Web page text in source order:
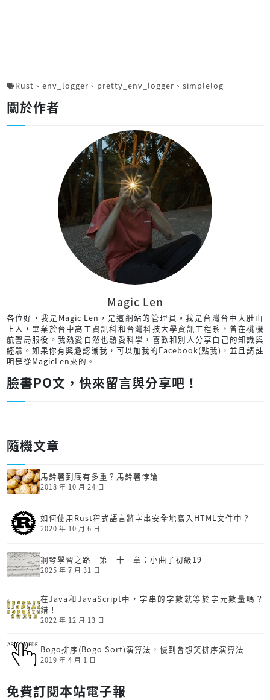
Rust 、 env_logger 、 pretty_env_logger 、 simplelog
關於作者
Magic Len
各位好，我是Magic Len，是這網站的管理員。我是台灣台中大肚山
上人，畢業於台中高工資訊科和台灣科技大學資訊工程系，曾在桃機
航警局服役。我熱愛自然也熱愛科學，喜歡和別人分享自己的知識與
經驗。如果你有興趣認識我，可以加我的Facebook(點我) ，並且請註
明是從MagicLen來的。
臉書PO文，快來留言與分享吧！
隨機文章
馬鈴薯到底有多重？馬鈴薯悖論
2018 年 10 月 24 日
如何使用Rust程式語言將字串安全地寫入HTML文件中？
2020 年 10 月 6 日
鋼琴學習之路─第三十一章：小曲子初級19
2025 年 7 月 31 日
在Java和JavaScript中，字串的字數就等於字元數量嗎？
錯！
2022 年 12 月 13 日
Bogo排序(Bogo Sort)演算法，慢到會想笑排序演算法
2019 年 4 月 1 日
免費訂閱本站電子報